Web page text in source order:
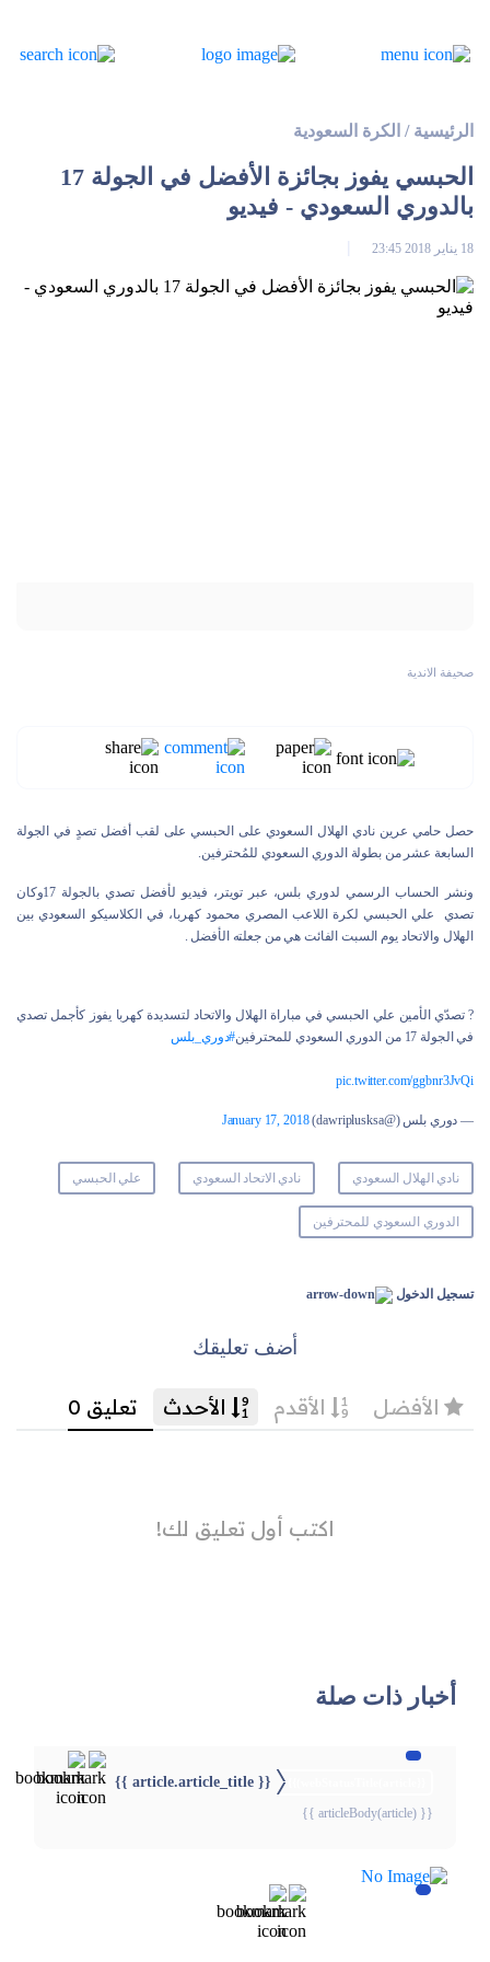
الرئيسية / الكرة السعودية
الحبسي يفوز بجائزة الأفضل في الجولة 17
بالدوري السعودي - فيديو
18 يناير 2018 23:45
صحيفة الاندية
حصل حامي عرين نادي الهلال السعودي على الحبسي على لقب أفضل تصدٍ في الجولة
السابعة عشر من بطولة الدوري السعودي للمُحترفين.
ونشر الحساب الرسمي لدوري بلس، عبر تويتر، فيديو لأفضل تصدي بالجولة 17وكان
تصدي علي الحبسي لكرة اللاعب المصري محمود كهربا، في الكلاسيكو السعودي بين
الهلال والاتحاد يوم السبت الفائت هي من جعلته الأفضل .
? تصدّي الأمين علي الحبسي في مباراة الهلال والاتحاد لتسديدة كهربا يفوز كأجمل تصدي
في الجولة 17 من الدوري السعودي للمحترفين
#دوري_بلس
pic.twitter.com/ggbnr3JvQi
— دوري بلس (@dawriplusksa) January 17, 2018
نادي الهلال السعودي نادي الاتحاد السعودي علي الحبسي
الدوري السعودي للمحترفين
تسجيل الدخول
أضف تعليقك
أخبار ذات صلة
{{ article.article_title }}
{{ articleBody(article) }}